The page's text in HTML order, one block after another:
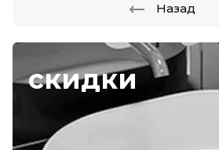
скидки
Назад